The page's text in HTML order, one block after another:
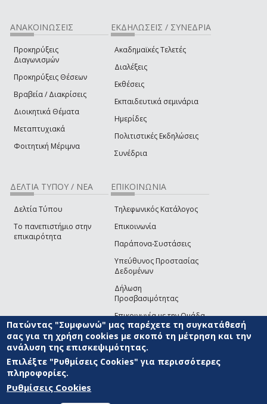
ΑΝΑΚΟΙΝΩΣΕΙΣ
Προκηρύξεις
Διαγωνισμών
Προκηρύξεις Θέσεων
Βραβεία / Διακρίσεις
Διοικητικά Θέματα
Μεταπτυχιακά
Φοιτητική Μέριμνα
ΕΚΔΗΛΩΣΕΙΣ / ΣΥΝΕΔΡΙΑ
Ακαδημαϊκές Τελετές
Διαλέξεις
Εκθέσεις
Εκπαιδευτικά σεμινάρια
Ημερίδες
Πολιτιστικές Εκδηλώσεις
Συνέδρια
ΔΕΛΤΙΑ ΤΥΠΟΥ / ΝΕΑ
Δελτία Τύπου
Το πανεπιστήμιο στην
επικαιρότητα
ΕΠΙΚΟΙΝΩΝΙΑ
Τηλεφωνικός Κατάλογος
Επικοινωνία
Παράπονα-Συστάσεις
Υπεύθυνος Προστασίας
Δεδομένων
Δήλωση
Προσβασιμότητας
Επικοινωνία με την Ομάδα
Ανάπτυξης του site(link sends e-mail)
© ΠΑΝΕΠΙΣΤΗΜΙΟ ΑΙΓΑΙΟΥ ΟΡΟΙ ΧΡΗΣΗΣ
ΑΝΑΠΤΥΞΗΣ
Πατώντας "Συμφωνώ" μας παρέχετε τη συγκατάθεσή
σας για τη χρήση cookies με σκοπό τη μέτρηση και την
ανάλυση της επισκεψιμότητας.
Επιλέξτε "Ρυθμίσεις Cookies" για περισσότερες
πληροφορίες.
Ρυθμίσεις Cookies